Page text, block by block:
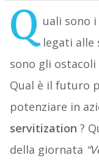
Q uali sono
legati alle
sono gli
Qual è il futuro
potenziare in
servitization ?
della giornata